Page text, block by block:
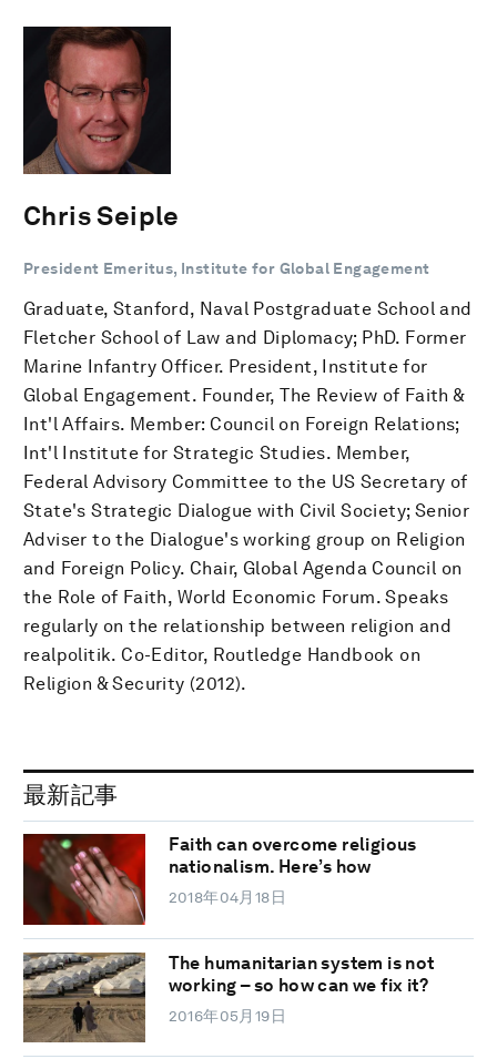
Chris Seiple
President Emeritus, Institute for Global Engagement
Graduate, Stanford, Naval Postgraduate School and
Fletcher School of Law and Diplomacy; PhD. Former
Marine Infantry Officer. President, Institute for
Global Engagement. Founder, The Review of Faith &
Int'l Affairs. Member: Council on Foreign Relations;
Int'l Institute for Strategic Studies. Member,
Federal Advisory Committee to the US Secretary of
State's Strategic Dialogue with Civil Society; Senior
Adviser to the Dialogue's working group on Religion
and Foreign Policy. Chair, Global Agenda Council on
the Role of Faith, World Economic Forum. Speaks
regularly on the relationship between religion and
realpolitik. Co-Editor, Routledge Handbook on
Religion & Security (2012).
最新記事
Faith can overcome religious
nationalism. Here’s how
2018年04月18日
The humanitarian system is not
working – so how can we fix it?
2016年05月19日